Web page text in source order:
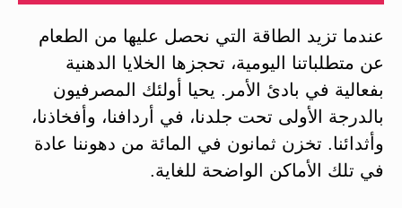
عندما تزيد الطاقة التي نحصل عليها من الطعام
عن متطلباتنا اليومية، تحجزها الخلايا الدهنية
بفعالية في بادئ الأمر. يحيا أولئك المصرفيون
بالدرجة الأولى تحت جلدنا، في أردافنا، وأفخاذنا،
وأثدائنا. تخزن ثمانون في المائة من دهوننا عادة
في تلك الأماكن الواضحة للغاية.